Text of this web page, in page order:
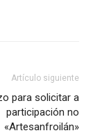
Artículo siguiente
para solicitar a
participación no
«Artesanfroilán»